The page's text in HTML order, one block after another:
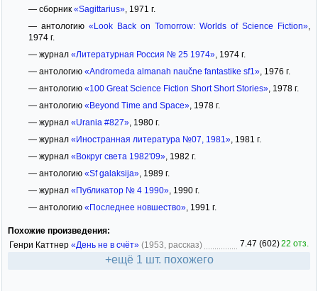
— сборник «Sagittarius», 1971 г.
— антологию «Look Back on Tomorrow: Worlds of Science Fiction»
1974 г.
— журнал «Литературная Россия № 25 1974», 1974 г.
— антологию «Andromeda almanah naučne fantastike sf1», 1976 г.
— антологию «100 Great Science Fiction Short Short Stories», 1978 г.
— антологию «Beyond Time and Space», 1978 г.
— журнал «Urania #827», 1980 г.
— журнал «Иностранная литература №07, 1981», 1981 г.
— журнал «Вокруг света 1982'09», 1982 г.
— антологию «Sf galaksija», 1989 г.
— журнал «Публикатор № 4 1990», 1990 г.
— антологию «Последнее новшество», 1991 г.
Похожие произведения:
Генри Каттнер «День не в счёт» (1953, рассказ) 7.47 (602)22 отз.
+ещё 1 шт. похожего